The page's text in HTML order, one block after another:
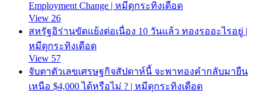
Employment Change | หมีดุกระทิงเดือด
View 26
สหรัฐอิร่านขัดแย้งต่อเนื่อง 10 วันแล้ว ทองรออะไรอยู่ |
หมีดุกระทิงเดือด
View 57
จับตาตัวเลขเศรษฐกิจสัปดาห์นี้ จะพาทองคำกลับมายืน
เหนือ $4,000 ได้หรือไม่ ? | หมีดุกระทิงเดือด